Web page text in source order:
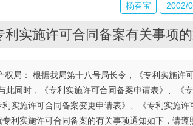
利实施许可合同备案有关事项
权局： 根据我局第十八号局长令，《专利实施许
此同时，《专利实施许可合同备案申请表》、《
实施许可合同备案变更申请表》、《专利实施
利实施许可合同备案的有关事项通知如下，请
杨春宝 2002/